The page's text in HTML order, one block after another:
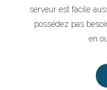
serveur est facile
possédez pas
en